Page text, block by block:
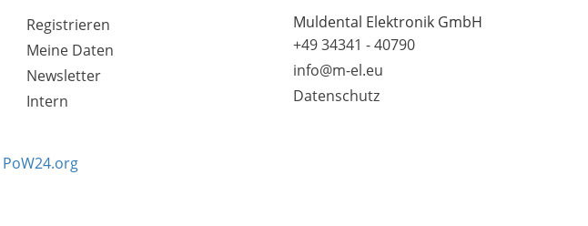
Registrieren
Meine Daten
Newsletter
Intern
Muldental Elektronik GmbH
+49 34341 - 40790
info@m-el.eu
Datenschutz
PoW24.org